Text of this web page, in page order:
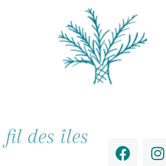
fil des îles